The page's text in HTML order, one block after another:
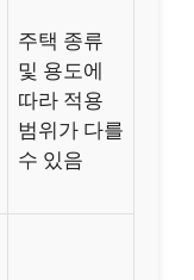
주택 종류
및 용도에
따라 적용
범위가 다를
수 있음